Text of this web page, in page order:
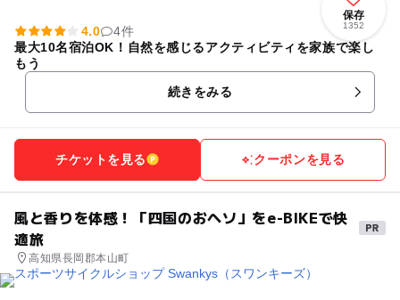
保存
1352
4.0
4件
最大10名宿泊OK！自然を感じるアクティビティを家族で楽し
もう
続きをみる
チケットを見る クーポンを見る
風と香りを体感！「四国のおヘソ」をe-BIKEで快
適旅
高知県長岡郡本山町